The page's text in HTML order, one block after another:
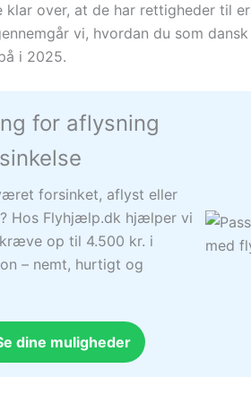
klar over, at de har rettigheder til
vi, hvordan du som
i 2025.
for aflysning
forsinket, aflyst eller
Hos Flyhjælp.dk hjælper vi
op til 4.500 kr. i
– nemt, hurtigt og
dine muligheder